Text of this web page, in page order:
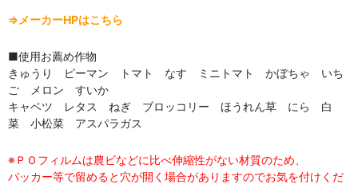
⇒メーカーHPはこちら
■使用お薦め作物
きゅうり ピーマン トマト なす ミニトマト かぼちゃ いち
ご メロン すいか
キャベツ レタス ねぎ ブロッコリー ほうれん草 にら 白
菜 小松菜 アスパラガス
※ＰＯフィルムは農ビなどに比べ伸縮性がない材質のため、
パッカー等で留めると穴が開く場合がありますのでお気を付けくだ